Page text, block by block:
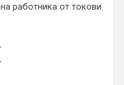
работника от токови